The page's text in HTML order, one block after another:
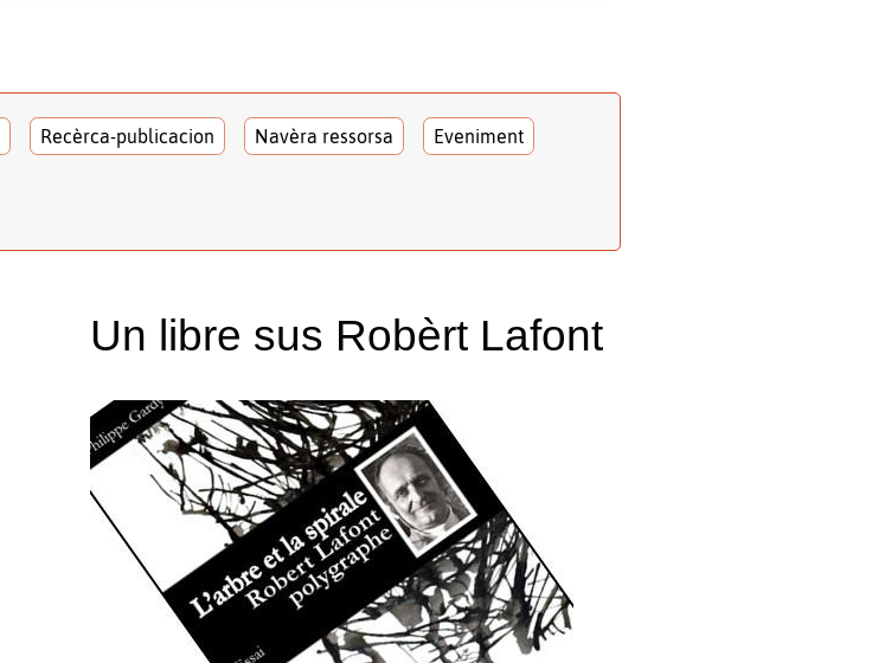
Recèrca-publicacion Navèra ressorsa Eveniment
Un libre sus Robèrt Lafont